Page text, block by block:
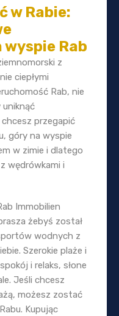
w Rabie:
Rab
z
ciepłymi
Rab, nie
uniknąć
przegapić
góry na wyspie
w zimie i dlatego
wędrówkami i
Immobilien
żebyś został
wodnych z
Szerokie plaże i
i relaks, słone
Jeśli chcesz
możesz zostać
Kupując